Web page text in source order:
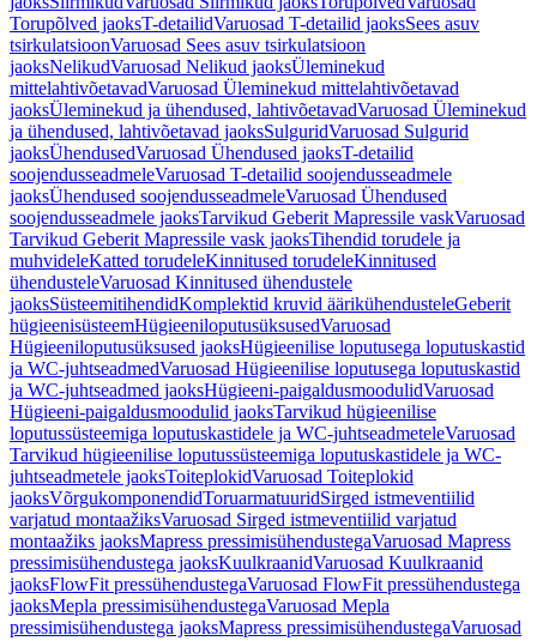
Torupõlved jaoksT-detailidVaruosad T-detailid jaoksSees asuv
tsirkulatsioonVaruosad Sees asuv tsirkulatsioon
jaoksNelikudVaruosad Nelikud jaoksÜleminekud
mittelahtivõetavadVaruosad Üleminekud mittelahtivõetavad
jaoksÜleminekud ja ühendused, lahtivõetavadVaruosad Üleminekud
ja ühendused, lahtivõetavad jaoksSulguridVaruosad Sulgurid
jaoksÜhendusedVaruosad Ühendused jaoksT-detailid
soojendusseadmeleVaruosad T-detailid soojendusseadmele
jaoksÜhendused soojendusseadmeleVaruosad Ühendused
soojendusseadmele jaoksTarvikud Geberit Mapressile vaskVaruosad
Tarvikud Geberit Mapressile vask jaoksTihendid torudele ja
muhvideleKatted torudeleKinnitused torudeleKinnitused
ühendusteleVaruosad Kinnitused ühendustele
jaoksSüsteemitihendidKomplektid kruvid äärikühendusteleGeberit
hügieenisüsteemHügieeniloputusüksusedVaruosad
Hügieeniloputusüksused jaoksHügieenilise loputusega loputuskastid
ja WC-juhtseadmedVaruosad Hügieenilise loputusega loputuskastid
ja WC-juhtseadmed jaoksHügieeni-paigaldusmoodulidVaruosad
Hügieeni-paigaldusmoodulid jaoksTarvikud hügieenilise
loputussüsteemiga loputuskastidele ja WC-juhtseadmeteleVaruosad
Tarvikud hügieenilise loputussüsteemiga loputuskastidele ja WC-
juhtseadmetele jaoksToiteplokidVaruosad Toiteplokid
jaoksVõrgukomponendidToruarmatuuridSirged istmeventiilid
varjatud montaažiksVaruosad Sirged istmeventiilid varjatud
montaažiks jaoksMapress pressimisühendustegaVaruosad Mapress
pressimisühendustega jaoksKuulkraanidVaruosad Kuulkraanid
jaoksFlowFit pressühendustegaVaruosad FlowFit pressühendustega
jaoksMepla pressimisühendustegaVaruosad Mepla
pressimisühendustega jaoksMapress pressimisühendustegaVaruosad